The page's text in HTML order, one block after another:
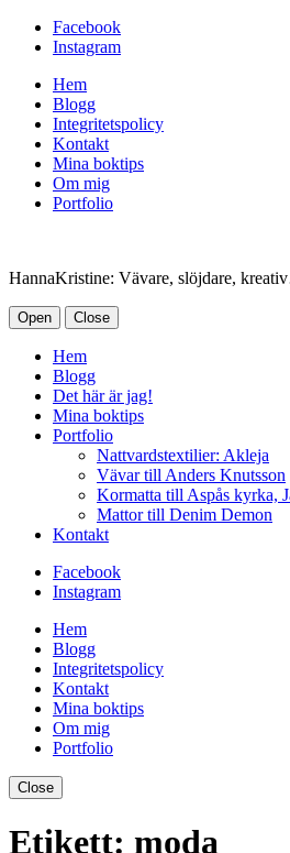
Facebook
Instagram
Hem
Blogg
Integritetspolicy
Kontakt
Mina boktips
Om mig
Portfolio
HannaKristine: Vävare, slöjdare,
Open Close
Hem
Blogg
Det här är jag!
Mina boktips
Portfolio
Nattvardstextilier: Akleja
Vävar till Anders Knutsson
Kormatta till Aspås kyrka,
Mattor till Denim Demon
Kontakt
Facebook
Instagram
Hem
Blogg
Integritetspolicy
Kontakt
Mina boktips
Om mig
Portfolio
Close
Etikett: moda